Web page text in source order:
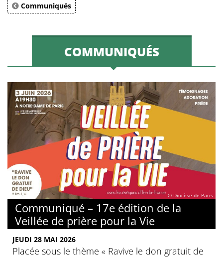
Communiqués
COMMUNIQUÉS
© Diocèse de Paris
Communiqué – 17e édition de la
Veillée de prière pour la Vie
JEUDI 28 MAI 2026
Placée sous le thème « Ravive le don gratuit de